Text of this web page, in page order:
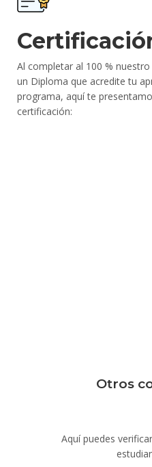
Al completar al 100 %
un Diploma que acredite tu
programa, aquí te
certificación:
Otros
Aquí puedes